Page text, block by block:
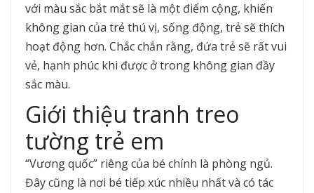
với màu sắc bắt mắt sẽ là một điểm cộng, khiến
không gian của trẻ thú vị, sống động, trẻ sẽ thích
hoạt động hơn. Chắc chắn rằng, đứa trẻ sẽ rất vui
vẻ, hạnh phúc khi được ở trong không gian đầy
sắc màu.
Giới thiệu tranh treo
tường trẻ em
“Vương quốc” riêng của bé chính là phòng ngủ.
Đây cũng là nơi bé tiếp xúc nhiều nhất và có tác